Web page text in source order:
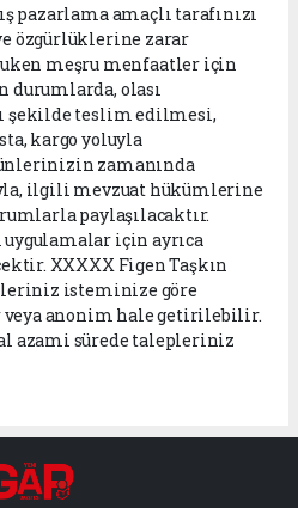
pazarlama amaçlı tarafınızı
özgürlüklerine zarar
meşru menfaatler için
durumlarda, olası
şekilde teslim edilmesi,
kargo yoluyla
zamanında
ilgili mevzuat hükümlerine
paylaşılacaktır.
uygulamalar için ayrıca
XXXXX Figen Taşkın
isteminize göre
anonim hale getirilebilir.
azami sürede talepleriniz